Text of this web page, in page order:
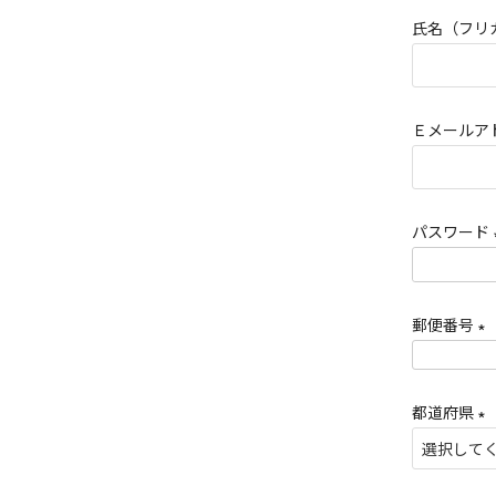
須
氏名（フリ
Ｅメールア
パスワード
郵便番号
須
)
都道府県
(